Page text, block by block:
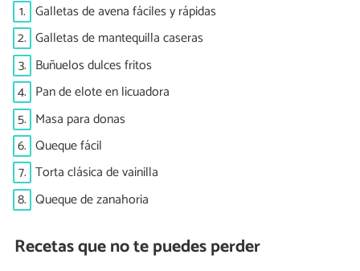
1. Galletas de avena fáciles y rápidas
2. Galletas de mantequilla caseras
3. Buñuelos dulces fritos
4. Pan de elote en licuadora
5. Masa para donas
6. Queque fácil
7. Torta clásica de vainilla
8. Queque de zanahoria
Recetas que no te puedes perder